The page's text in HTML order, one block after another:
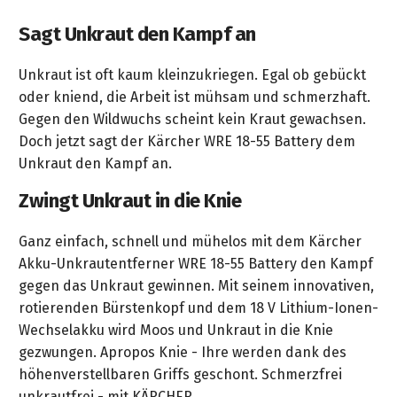
Profi-
Aktion
Indoor
Saugroboter
KIRA
CV
50
Unkrautbekämpfung
mit
System
KÄRCHER
Industriesauger-
Aktion
Kärcher
Profi-
Reinigungstechnik
Kärcher
Akku-
Höchstdruckreiniger
Kärcher
Hand-
Kehrmaschinen
Kärcher
Unsere
Kundenkarte
Ihre
Verkaufsberater
Akkugeräte
Battery
Power
Fensterreiniger
Weitere
KÄRCHER
Geräte
Wasseraufbereitung
KÄRCHER
Zubehör
Reinigungsmittel
Hochdruckreiniger
V
Heißwasser-
Hochdruckreiniger
230
V
Heißwasser-
Hochdruckreiniger
400
V
Hochdruckreiniger
NT-
Sauger
Ap
NT-
Sauger
NT-
Sauger
Standard
Spezial-
Sauger
Bedarf
Handkehrmaschinen
Kehrsaugmaschinen
mittlere
Kehrsaugmaschinen
große
Aufsitz-
Kehrsaugmaschinen
Industrie-
Kehrsaugmaschinen
Kompakte
Scheuersaugmaschinen
Scheuersaugmaschinen
Step-
Scheuersaugmaschinen
Aufsitz-
Scheuersaugmaschinen
Treppenreinigungs-
maschinen
Industriesauger
Flüssigkeits-
Sauger
Beistell-
Sauger
Tankreinigungssysteme
Teilereiniger
Trockeneisreiniger
Trockeneis-
Pelletizer
Wasserpumpen
Entwässerungspumpen
Gartenpumpen
Tauchdruckpumpen
Hauswasserversorgung
Hauswasserwerke
Fasspumpen
Bewässerungs-
Systeme
Spritzen
und
Messing
Linie
Sprinkler
Wasserschläuche
Akkugeräte
Battery
Power
Akku-
Unkrautentferner
Akku-
Terrassenreiniger
Akku-
Waschsauger
Profi-
Akkugeräte
Battery
Power+
Akku
Profi-
Weitere
KÄRCHER
Schulungen
KÄRCHER
Reparatur-
Service
Das
Service-
Team
Kontakt
zum
Service
Anlagentechnik
Deterding
Fachmärkte
Sitemap
Impressum
AGB
Widerrufsbelehrung
Datenschutzerklärung
Sagt Unkraut den Kampf an
Unkraut ist oft kaum kleinzukriegen. Egal ob gebückt
oder kniend, die Arbeit ist mühsam und schmerzhaft.
Gegen den Wildwuchs scheint kein Kraut gewachsen.
Doch jetzt sagt der Kärcher WRE 18-55 Battery dem
Unkraut den Kampf an.
Zwingt Unkraut in die Knie
Ganz einfach, schnell und mühelos mit dem Kärcher
Akku-Unkrautentferner WRE 18-55 Battery den Kampf
gegen das Unkraut gewinnen. Mit seinem innovativen,
rotierenden Bürstenkopf und dem 18 V Lithium-Ionen-
Wechselakku wird Moos und Unkraut in die Knie
gezwungen. Apropos Knie - Ihre werden dank des
höhenverstellbaren Griffs geschont. Schmerzfrei